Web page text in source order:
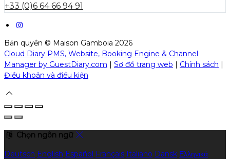
+33 (0)6 64 66 94 91
Bản quyền © Maison Gamboia 2026
Cloud Diary PMS, Website, Booking Engine & Channel
Manager by GuestDiary.com | Sơ đồ trang web | Chính sách |
Điều khoản và điều kiện
Chọn ngôn ngữ
Deutsch English Español Français Italiano Dansk Ελληνικά